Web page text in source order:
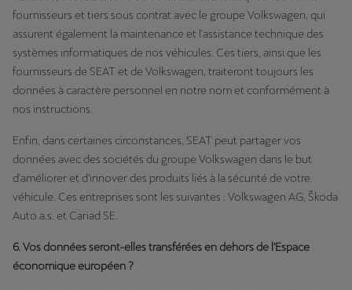
fournisseurs et tiers sous contrat avec le groupe Volkswagen, qui
assurent également la maintenance et l'assistance technique des
systèmes informatiques de nos véhicules. Ces tiers, ainsi que les
fournisseurs de SEAT et de Volkswagen, traiteront toujours les
données à caractère personnel en notre nom et conformément à
nos instructions.
Enfin, dans certaines circonstances, SEAT peut partager vos
données avec des sociétés du groupe Volkswagen dans le but
d'améliorer et d'innover des produits liés à la sécurité de votre
véhicule. Ces entreprises sont les suivantes : Volkswagen AG, Škoda
Auto a.s. et Cariad SE.
6. Vos données seront-elles transférées en dehors de l'Espace
économique européen ?